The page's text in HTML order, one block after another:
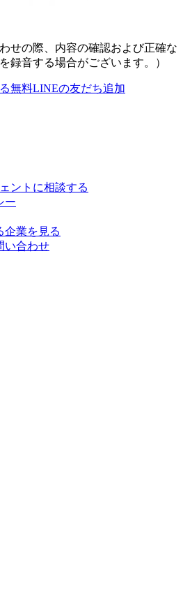
せの際、内容の確認および正確な
録音する場合がございます。）
無料LINEの友だち追加
ントに相談する
ー
企業を見る
い合わせ